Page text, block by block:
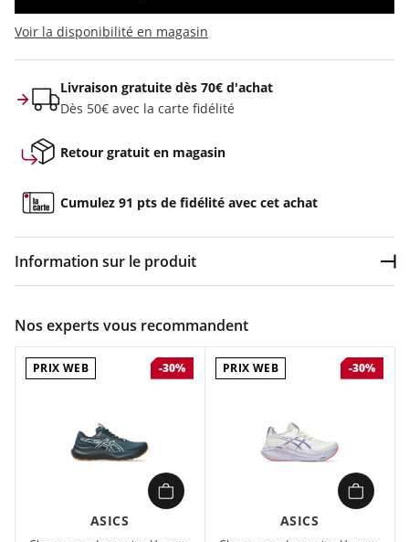
Voir la disponibilité en magasin
Livraison gratuite dès 70€ d'achat
Dès 50€ avec la carte fidélité
Retour gratuit en magasin
Cumulez 91 pts de fidélité avec cet achat
Information sur le produit
Chaussures de running Homme Asics GT-1000 14 Noir en
Nos experts vous recommandent
PRIX WEB -30%
ASICS
PRIX WEB -30%
ASICS